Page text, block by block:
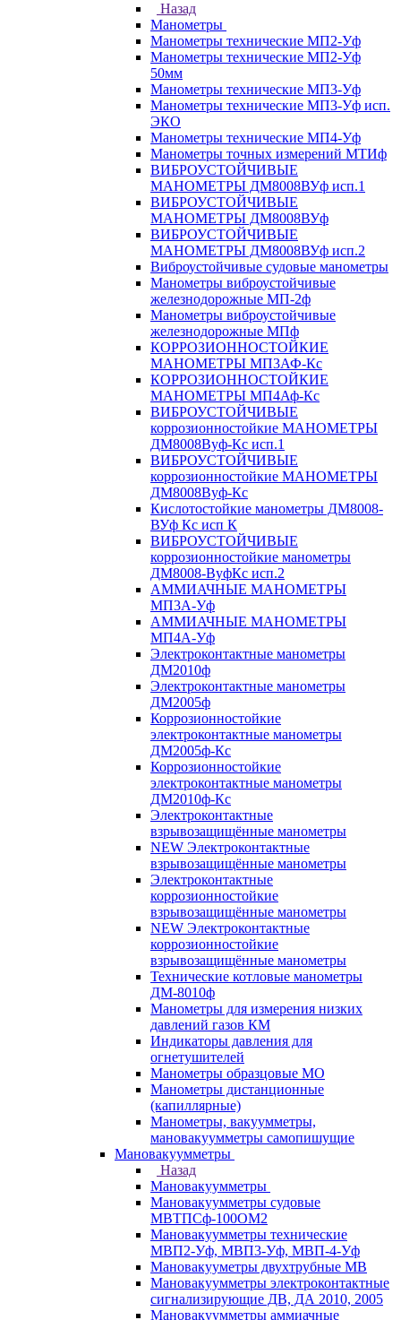
Назад
Манометры
Манометры технические МП2-Уф
Манометры технические МП2-Уф
50мм
Манометры технические МП3-Уф
Манометры технические МП3-Уф исп.
ЭКО
Манометры технические МП4-Уф
Манометры точных измерений МТИф
ВИБРОУСТОЙЧИВЫЕ
МАНОМЕТРЫ ДМ8008ВУф исп.1
ВИБРОУСТОЙЧИВЫЕ
МАНОМЕТРЫ ДМ8008ВУф
ВИБРОУСТОЙЧИВЫЕ
МАНОМЕТРЫ ДМ8008ВУф исп.2
Виброустойчивые судовые манометры
Манометры виброустойчивые
железнодорожные МП-2ф
Манометры виброустойчивые
железнодорожные МПф
КОРРОЗИОННОСТОЙКИЕ
МАНОМЕТРЫ МП3АФ-Кс
КОРРОЗИОННОСТОЙКИЕ
МАНОМЕТРЫ МП4Аф-Кс
ВИБРОУСТОЙЧИВЫЕ
коррозионностойкие МАНОМЕТРЫ
ДМ8008Вуф-Кс исп.1
ВИБРОУСТОЙЧИВЫЕ
коррозионностойкие МАНОМЕТРЫ
ДМ8008Вуф-Кс
Кислотостойкие манометры ДМ8008-
ВУф Кс исп К
ВИБРОУСТОЙЧИВЫЕ
коррозионностойкие манометры
ДМ8008-ВуфКс исп.2
АММИАЧНЫЕ МАНОМЕТРЫ
МП3А-Уф
АММИАЧНЫЕ МАНОМЕТРЫ
МП4А-Уф
Электроконтактные манометры
ДМ2010ф
Электроконтактные манометры
ДМ2005ф
Коррозионностойкие
электроконтактные манометры
ДМ2005ф-Кс
Коррозионностойкие
электроконтактные манометры
ДМ2010ф-Кс
Электроконтактные
взрывозащищённые манометры
NEW Электроконтактные
взрывозащищённые манометры
Электроконтактные
коррозионностойкие
взрывозащищённые манометры
NEW Электроконтактные
коррозионностойкие
взрывозащищённые манометры
Технические котловые манометры
ДМ-8010ф
Манометры для измерения низких
давлений газов КМ
Индикаторы давления для
огнетушителей
Манометры образцовые МО
Манометры дистанционные
(капиллярные)
Манометры, вакуумметры,
мановакуумметры самопишущие
Мановакуумметры
Назад
Мановакуумметры
Мановакуумметры судовые
МВТПСф-100ОМ2
Мановакуумметры технические
МВП2-Уф, МВП3-Уф, МВП-4-Уф
Мановакууметры двухтрубные МВ
Мановакуумметры электроконтактные
сигнализирующие ДВ, ДА 2010, 2005
Мановакуумметры аммиачные